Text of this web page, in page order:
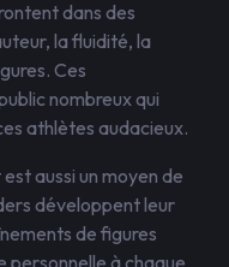
dans des
la fluidité, la
Ces
nombreux qui
athlètes audacieux.
aussi un moyen de
développent leur
de figures
personnelle à chaque